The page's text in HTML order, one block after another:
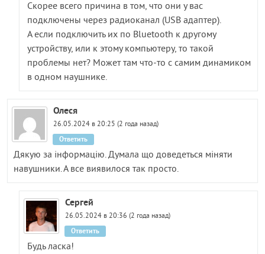
Скорее всего причина в том, что они у вас
подключены через радиоканал (USB адаптер).
А если подключить их по Bluetooth к другому
устройству, или к этому компьютеру, то такой
проблемы нет? Может там что-то с самим динамиком
в одном наушнике.
Олеся
26.05.2024 в 20:25 (2 года назад)
Дякую за інформацію. Думала що доведеться міняти
навушники. А все виявилося так просто.
Ответить
Сергей
26.05.2024 в 20:36 (2 года назад)
Будь ласка!
Ответить